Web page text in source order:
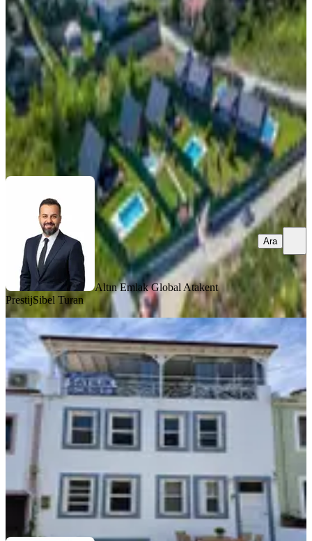
Sakarya, Sapanca
1662 m²· 19.05.2026
42.000.000 ₺
Altın Emlak Global Atakent PrestijSibel Turan
Ara
Altın Emlak Global Atakent
PrestijSibel Turan
Ara
Cunda Merkezde 5 Odalı Satılık
Butik Otel
Balıkesir, Ayvalık
62.000.000 ₺
COLDWELL BANKER FARK AYVALIK Buse Özkan